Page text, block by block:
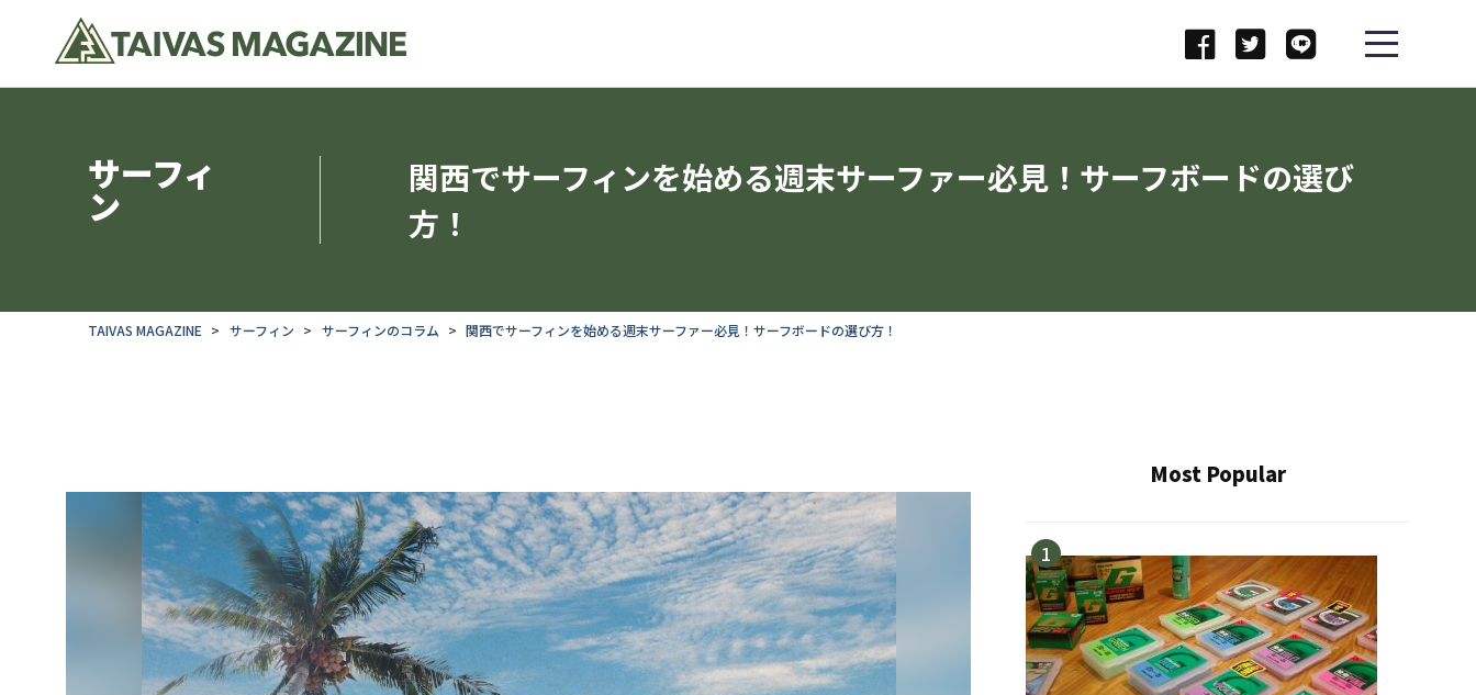
サーフィ
ン
関西でサーフィンを始める週末サーファー必見！サーフボードの選び
方！
TAIVAS MAGAZINE サーフィン サーフィンのコラム 関西でサーフィンを始める週末サーファー必見！サーフボードの選び方！
Most Popular